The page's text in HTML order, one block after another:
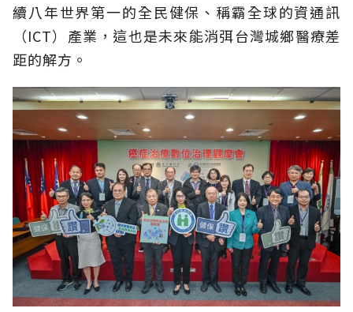
續八年世界第一的全民健保、稱霸全球的資通訊
（ICT）產業，這也是未來能消弭台灣城鄉醫療差
距的解方。